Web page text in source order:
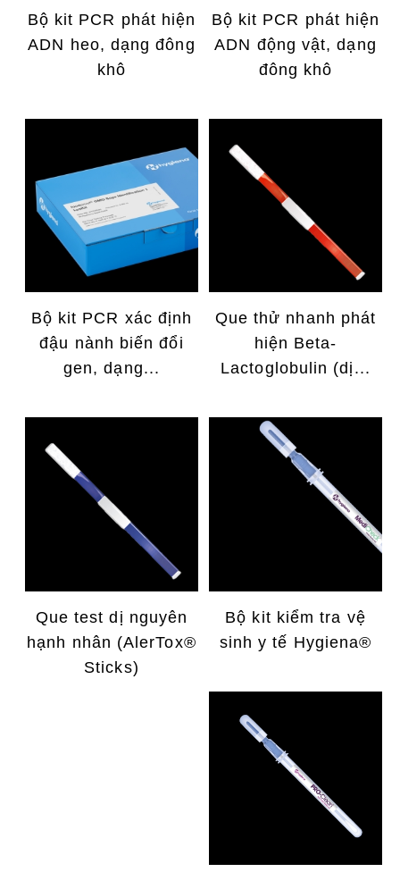
Bộ kit PCR phát hiện
ADN heo, dạng đông
khô
Bộ kit PCR phát hiện
ADN động vật, dạng
đông khô
Bộ kit PCR xác định
đậu nành biến đổi
gen, dạng...
Que thử nhanh phát
hiện Beta-
Lactoglobulin (dị...
Que test dị nguyên
hạnh nhân (AlerTox®
Sticks)
Bộ kit kiểm tra vệ
sinh y tế Hygiena®